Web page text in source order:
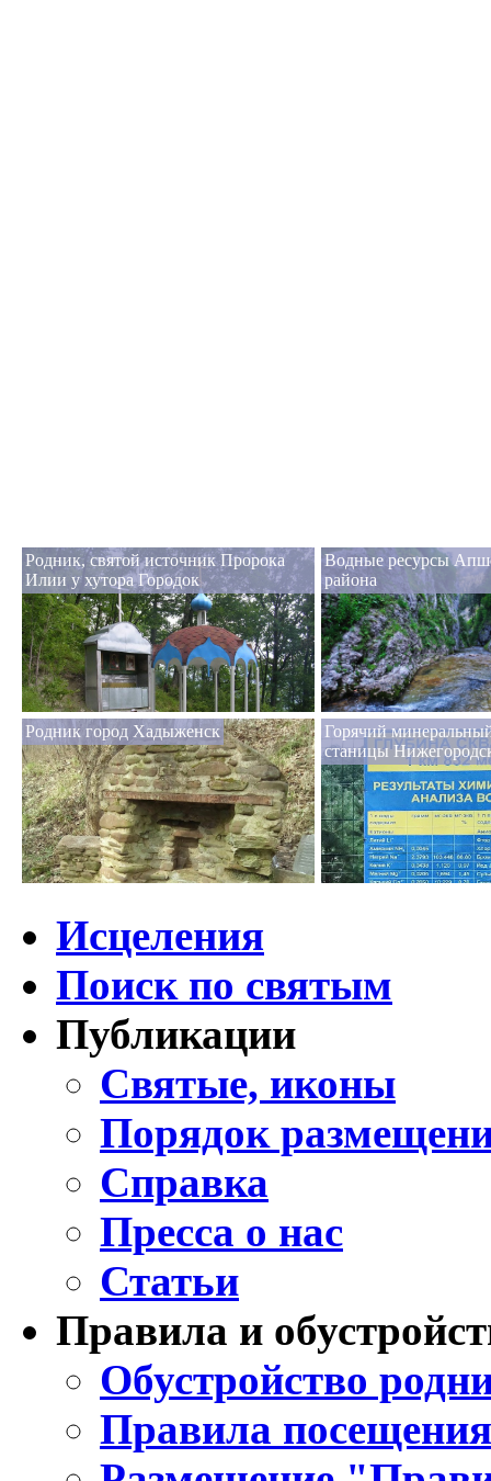
Родник, святой источник Пророка
Илии у хутора Городок
Водные ресурсы
района
Родник город Хадыженск
Горячий
станицы
Исцеления
Поиск по святым
Публикации
Святые, иконы
Порядок
Справка
Пресса о нас
Статьи
Правила и
Обустройство
Правила